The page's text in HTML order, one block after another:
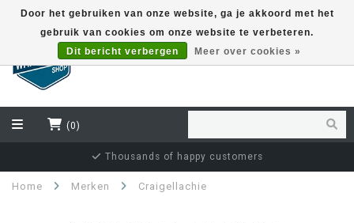
(0)
Thousands of happy customers
Home Merken Craigellachie
Door het gebruiken van onze website, ga je akkoord met het
gebruik van cookies om onze website te verbeteren.
Dit bericht verbergen
Meer over cookies »